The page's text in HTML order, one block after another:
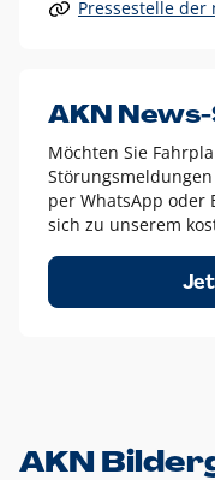
Alle anderen Logo-
Diese Ausnahmen sind
dem AKN Blau,
weißes Logo
schwarzes Logo
Um das Logo herum
Höhe bzw. Breite des
Pressestelle der
AKN
Möchten Sie
per WhatsApp oder
sich zu unserem
AKN